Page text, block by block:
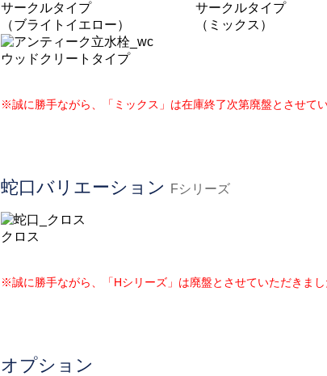
サークルタイプ
（ブライトイエロー）
サークルタイプ
（ミックス）
ウッドクリートタイプ
※誠に勝手ながら、「ミックス」は在庫終了次第廃盤とさせてい
蛇口バリエーション Fシリーズ
クロス
※誠に勝手ながら、「Hシリーズ」は廃盤とさせていただきまし
オプション